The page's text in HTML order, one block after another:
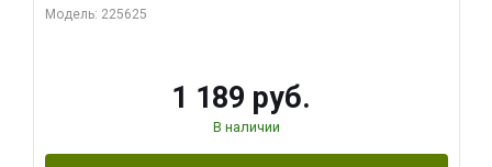
Модель: 225625
1 189 руб.
В наличии